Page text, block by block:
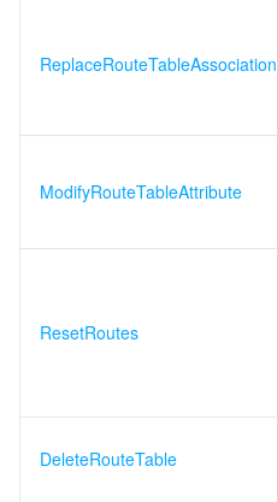
ReplaceRouteTableAssociation
ModifyRouteTableAttribute
ResetRoutes
DeleteRouteTable